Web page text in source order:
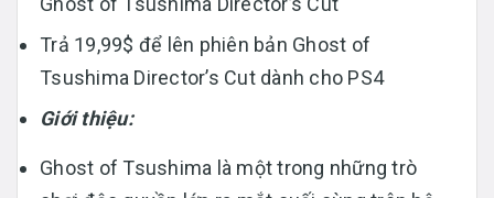
Trả 19,99$ để lên phiên bản Ghost of
Tsushima Director’s Cut dành cho PS4
Giới thiệu:
Ghost of Tsushima là một trong những trò